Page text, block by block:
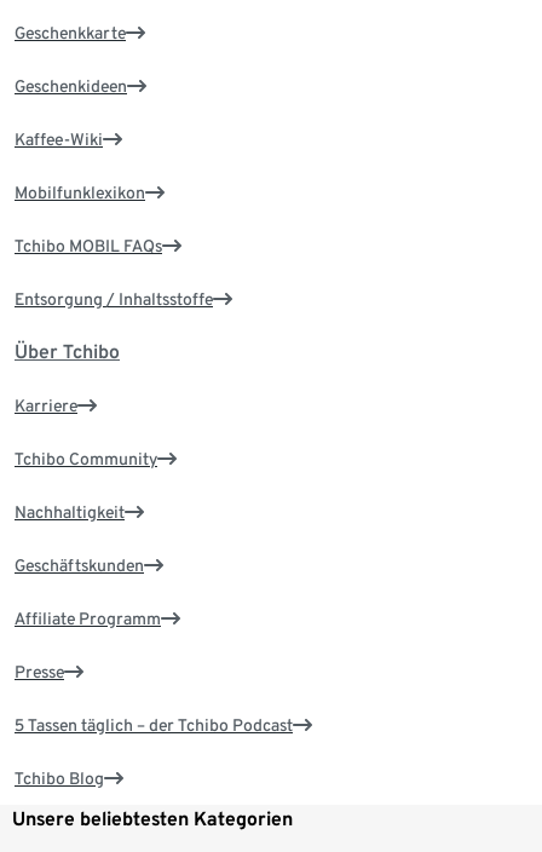
Geschenkkarte
Geschenkideen
Kaffee-Wiki
Mobilfunklexikon
Tchibo MOBIL FAQs
Entsorgung / Inhaltsstoffe
Über Tchibo
Karriere
Tchibo Community
Nachhaltigkeit
Geschäftskunden
Affiliate Programm
Presse
5 Tassen täglich – der Tchibo Podcast
Tchibo Blog
Unsere beliebtesten Kategorien